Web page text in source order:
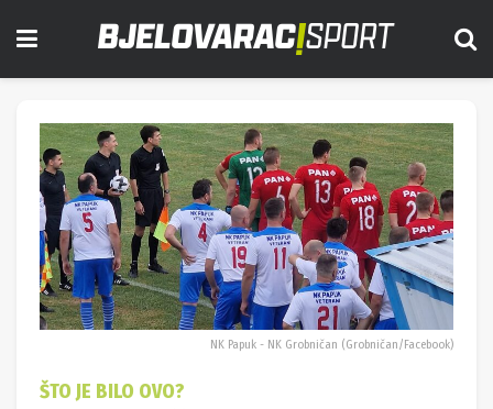
NK Papuk - NK Grobničan (Grobničan/Facebook)
ŠTO JE BILO OVO?